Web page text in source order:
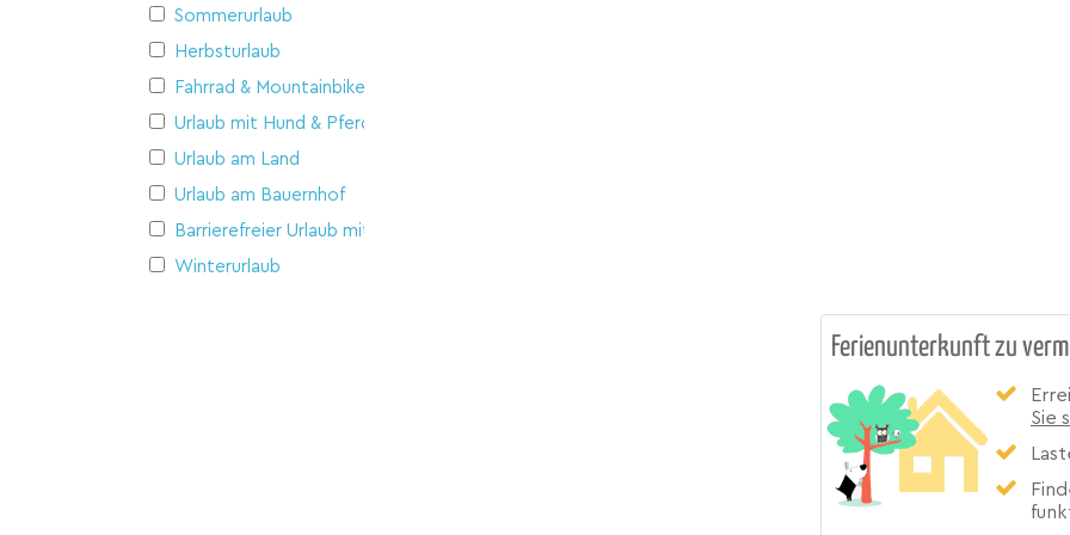
Sommerurlaub
Herbsturlaub
Fahrrad & Mountainbike
Urlaub mit Hund & Pferd
Urlaub am Land
Urlaub am Bauernhof
Barrierefreier Urlaub mit Hund
Winterurlaub
Ferienunterkunft zu
Sie